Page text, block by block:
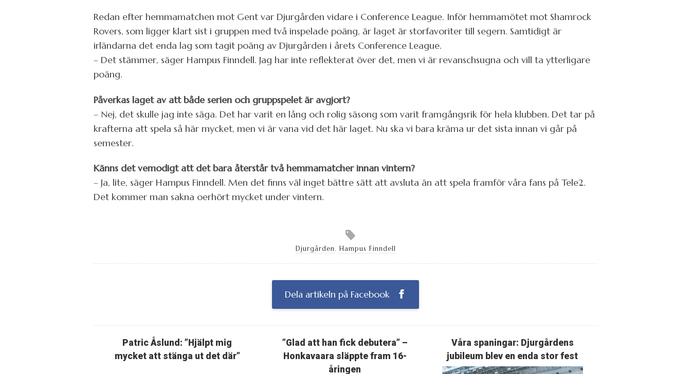
Redan efter hemmamatchen mot Gent var Djurgården vidare i Conference League. Inför hemmamötet mot Shamrock
Rovers, som ligger klart sist i gruppen med två inspelade poäng, är laget är storfavoriter till segern. Samtidigt är
irländarna det enda lag som tagit poäng av Djurgården i årets Conference League.
– Det stämmer, säger Hampus Finndell. Jag har inte reflekterat över det, men vi är revanschsugna och vill ta ytterligare
poäng.
Påverkas laget av att både serien och gruppspelet är avgjort?
– Nej, det skulle jag inte säga. Det har varit en lång och rolig säsong som varit framgångsrik för hela klubben. Det tar på
krafterna att spela så här mycket, men vi är vana vid det här laget. Nu ska vi bara kräma ur det sista innan vi går på
semester.
Känns det vemodigt att det bara återstår två hemmamatcher innan vintern?
– Ja, lite, säger Hampus Finndell. Men det finns väl inget bättre sätt att avsluta än att spela framför våra fans på Tele2.
Det kommer man sakna oerhört mycket under vintern.
Djurgården, Hampus Finndell
Dela artikeln på Facebook
Patric Åslund: ”Hjälpt mig
mycket att stänga ut det där”
”Glad att han fick debutera” –
Honkavaara släppte fram 16-
åringen
Våra spaningar: Djurgårdens
jubileum blev en enda stor fest